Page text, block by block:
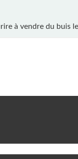
à vendre du buis